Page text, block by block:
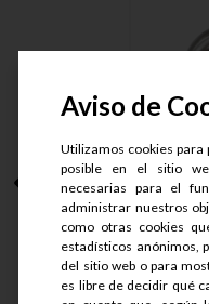
P/
31.44
S/.
Aviso de
Utilizamos cookies
posible en el sitio
necesarias para el
administrar nuestros
como otras cookies
estadísticos anónimos,
del sitio web o para
es libre de decidir qué